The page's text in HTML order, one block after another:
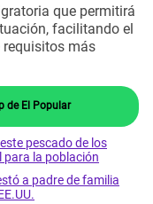
que permitirá
facilitando el
más
de El Popular
pescado de los
para la población
a padre de familia